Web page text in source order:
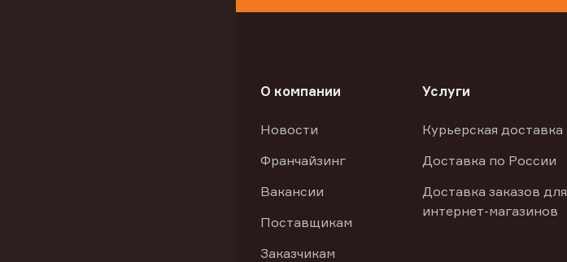
О компании
Новости
Франчайзинг
Вакансии
Поставщикам
Заказчикам
Услуги
Курьерская доставка
Доставка по России
Доставка заказов для
интернет-магазинов